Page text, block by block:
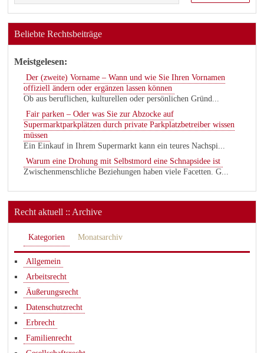
Beliebte Rechtsbeiträge
Meistgelesen:
Der (zweite) Vorname – Wann und wie Sie Ihren Vornamen
offiziell ändern oder ergänzen lassen können
Ob aus beruflichen, kulturellen oder persönlichen Gründ...
Fair parken – Oder was Sie zur Abzocke auf
Supermarktparkplätzen durch private Parkplatzbetreiber wissen
müssen
Ein Einkauf in Ihrem Supermarkt kann ein teures Nachspi...
Warum eine Drohung mit Selbstmord eine Schnapsidee ist
Zwischenmenschliche Beziehungen haben viele Facetten. G...
Recht aktuell :: Archive
Kategorien Monatsarchiv
Allgemein
Arbeitsrecht
Äußerungsrecht
Datenschutzrecht
Erbrecht
Familienrecht